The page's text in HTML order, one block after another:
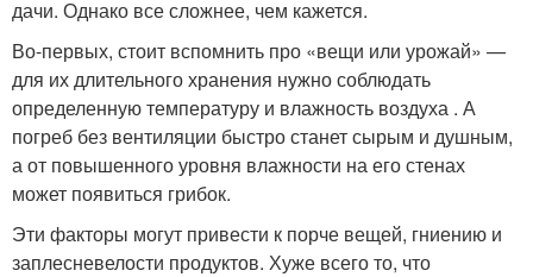
дачи. Однако все сложнее, чем кажется.
Во-первых, стоит вспомнить про «вещи или урожай» —
для их длительного хранения нужно соблюдать
определенную температуру и влажность воздуха . А
погреб без вентиляции быстро станет сырым и душным,
а от повышенного уровня влажности на его стенах
может появиться грибок.
Эти факторы могут привести к порче вещей, гниению и
заплесневелости продуктов. Хуже всего то, что